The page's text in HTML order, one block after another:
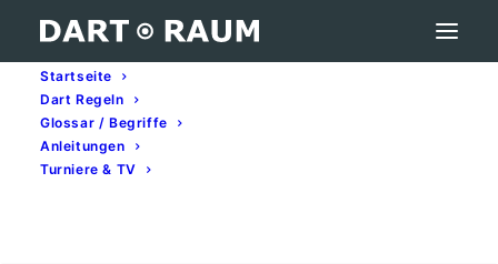
Startseite
Dart Regeln
Glossar / Begriffe
Anleitungen
Turniere & TV
Understacking (unter dem Leitpfeil spielen) –
Home
Darts-Glossar (A–Z): Begriffe & Bedeutung